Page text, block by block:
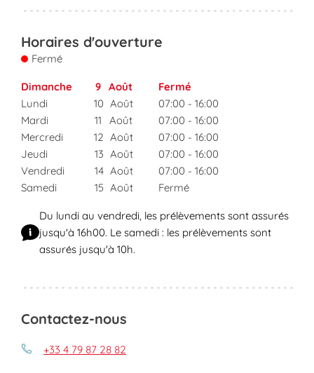
Horaires d'ouverture
Fermé
Dimanche 9 Août
Fermé
Lundi
10 Août 07:00 - 16:00
Mardi
11 Août 07:00 - 16:00
Mercredi
12 Août 07:00 - 16:00
Jeudi
13 Août 07:00 - 16:00
Vendredi
14 Août 07:00 - 16:00
Samedi
15 Août Fermé
Du lundi au vendredi, les prélèvements sont assurés
jusqu'à 16h00. Le samedi : les prélèvements sont
assurés jusqu'à 10h.
Contactez-nous
+33 4 79 87 28 82